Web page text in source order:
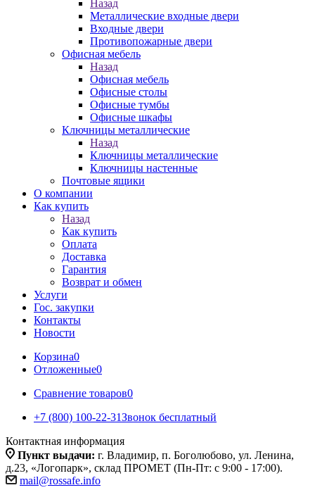
Назад
Металлические входные двери
Входные двери
Противопожарные двери
Офисная мебель
Назад
Офисная мебель
Офисные столы
Офисные тумбы
Офисные шкафы
Ключницы металлические
Назад
Ключницы металлические
Ключницы настенные
Почтовые ящики
О компании
Как купить
Назад
Как купить
Оплата
Доставка
Гарантия
Возврат и обмен
Услуги
Гос. закупки
Контакты
Новости
Корзина0
Отложенные0
Сравнение товаров0
+7 (800) 100-22-31Звонок бесплатный
Контактная информация
Пункт выдачи: г. Владимир, п. Боголюбово, ул. Ленина,
д.23, «Логопарк», склад ПРОМЕТ (Пн-Пт: с 9:00 - 17:00).
mail@rossafe.info